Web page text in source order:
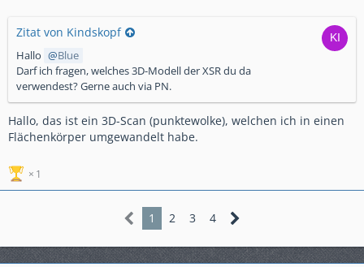
Zitat von Kindskopf
Hallo
Blue
Darf ich fragen, welches 3D-Modell der XSR du da
verwendest? Gerne auch via PN.
Hallo, das ist ein 3D-Scan (punktewolke), welchen ich in einen
Flächenkörper umgewandelt habe.
1
1 2 3 4